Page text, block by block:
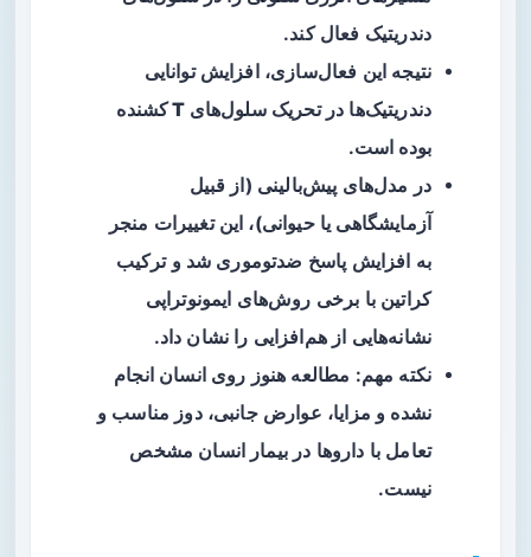
دندریتیک فعال کند.
نتیجه این فعال‌سازی، افزایش توانایی
دندریتیک‌ها در تحریکسلول‌های T کشنده
بوده است.
در مدل‌های پیش‌بالینی (از قبیل
آزمایشگاهی یا حیوانی)، این تغییرات منجر
به افزایش پاسخ ضدتوموری شد و ترکیب
کراتین با برخی روش‌های ایمونوتراپی
نشانه‌هایی از هم‌افزایی را نشان داد.
نکته مهم: مطالعه هنوز روی انسان انجام
نشده و مزایا، عوارض جانبی، دوز مناسب و
تعامل با داروها در بیمار انسان مشخص
نیست.